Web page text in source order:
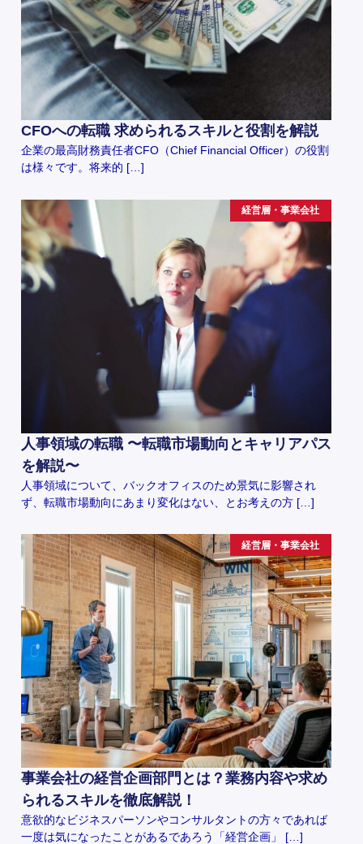
CFOへの転職 求められるスキルと役割を解説
企業の最高財務責任者CFO（Chief Financial Officer）の役割
は様々です。将来的 […]
経営層・事業会社
人事領域の転職 〜転職市場動向とキャリアパス
を解説〜
人事領域について、バックオフィスのため景気に影響され
ず、転職市場動向にあまり変化はない、とお考えの方 […]
経営層・事業会社
事業会社の経営企画部門とは？業務内容や求め
られるスキルを徹底解説！
意欲的なビジネスパーソンやコンサルタントの方々であれば
一度は気になったことがあるであろう「経営企画」 […]